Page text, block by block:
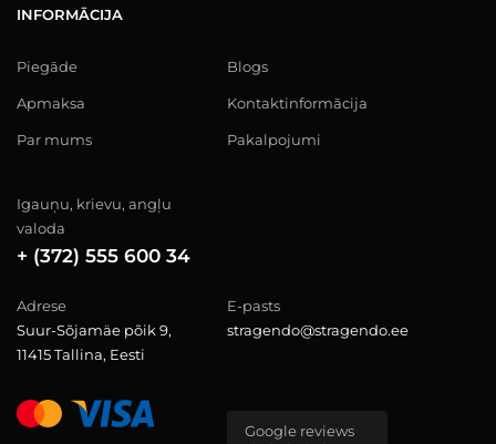
INFORMĀCIJA
Piegāde
Apmaksa
Par mums
Blogs
Kontaktinformācija
Pakalpojumi
Igauņu, krievu, angļu
valoda
+ (372) 555 600 34
Adrese
Suur-Sõjamäe põik 9,
11415 Tallina, Eesti
E-pasts
stragendo@stragendo.ee
Google reviews